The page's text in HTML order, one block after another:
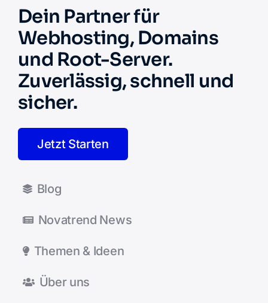
Dein Partner für
Webhosting, Domains
und Root-Server.
Zuverlässig, schnell und
sicher.
Jetzt Starten
Blog
Novatrend News
Themen & Ideen
Über uns